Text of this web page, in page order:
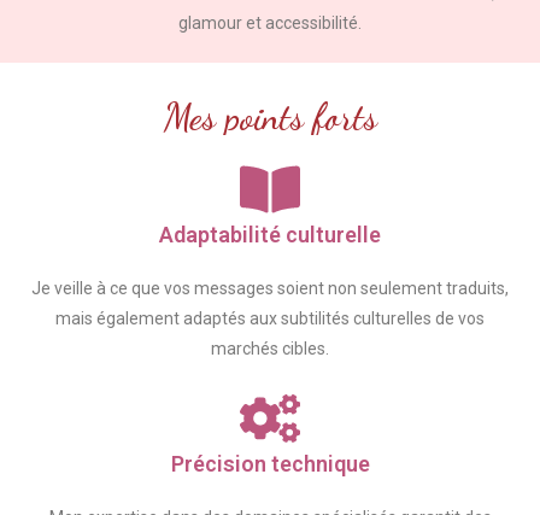
glamour et accessibilité.
Mes points forts
Adaptabilité culturelle
Je veille à ce que vos messages soient non seulement traduits,
mais également adaptés aux subtilités culturelles de vos
marchés cibles.
Précision technique